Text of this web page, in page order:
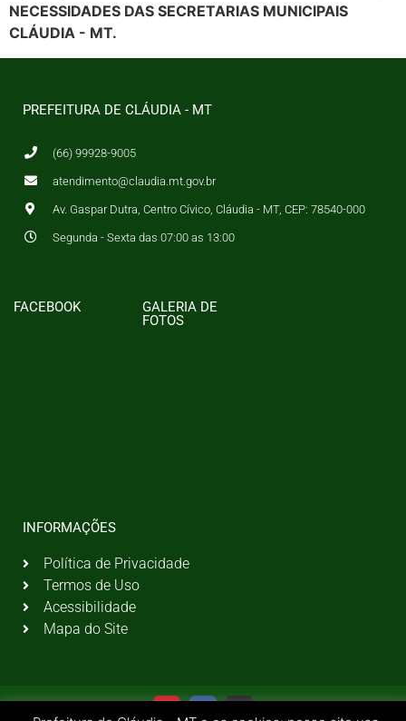
NECESSIDADES DAS SECRETARIAS MUNICIPAIS
CLÁUDIA - MT.
PREFEITURA DE CLÁUDIA - MT
(66) 99928-9005
atendimento@claudia.mt.gov.br
Av. Gaspar Dutra, Centro Cívico, Cláudia - MT, CEP: 78540-000
Segunda - Sexta das 07:00 as 13:00
FACEBOOK
GALERIA DE
FOTOS
INFORMAÇÕES
Política de Privacidade
Termos de Uso
Acessibilidade
Mapa do Site